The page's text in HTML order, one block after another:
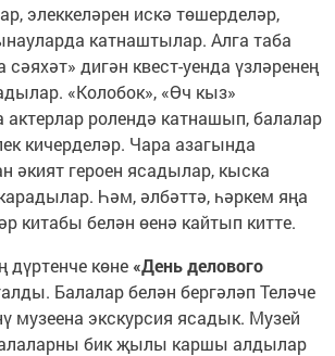
элеккеләрен искә төшерделәр,
катнаштылар. Алга таба
сәяхәт» дигән квест-уенда үзләренең
«Колобок», «Өч кыз»
актерлар ролендә катнашып, балалар
кичерделәр. Чара азагында
әкият героен ясадылар, кыска
Һәм, әлбәттә, һәркем яңа
китабы белән өенә кайтып китте.
дүртенче көне «День делового
Балалар белән бергәләп Теләче
музеена экскурсия ясадык. Музей
бик җылы каршы алдылар